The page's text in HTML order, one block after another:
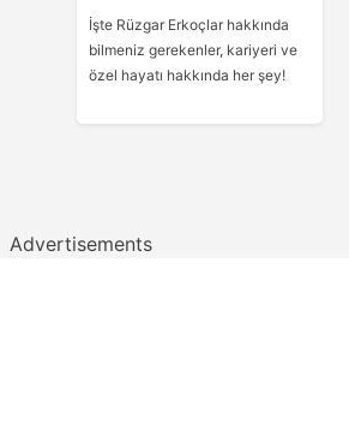
İşte Rüzgar Erkoçlar hakkında
bilmeniz gerekenler, kariyeri ve
özel hayatı hakkında her şey!
Advertisements